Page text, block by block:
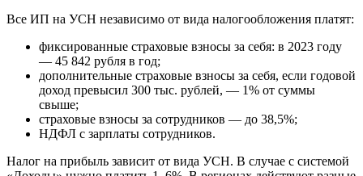
Все ИП на УСН независимо от вида налогообложения платят:
фиксированные страховые взносы за себя: в 2023 году
— 45 842 рубля в год;
дополнительные страховые взносы за себя, если годовой
доход превысил 300 тыс. рублей, — 1% от суммы
свыше;
страховые взносы за сотрудников — до 38,5%;
НДФЛ с зарплаты сотрудников.
Налог на прибыль зависит от вида УСН. В случае с системой